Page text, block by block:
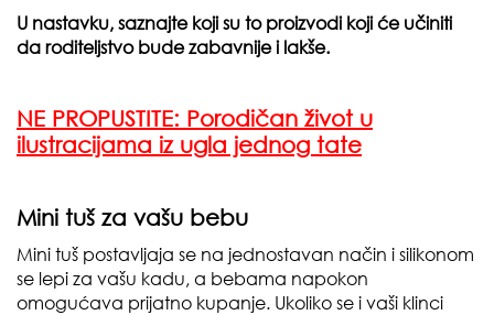
U nastavku, saznajte koji su to proizvodi koji će učiniti
da roditeljstvo bude zabavnije i lakše.
NE PROPUSTITE: Porodičan život u
ilustracijama iz ugla jednog tate
Mini tuš za vašu bebu
Mini tuš postavljaja se na jednostavan način i silikonom
se lepi za vašu kadu, a bebama napokon
omogućava prijatno kupanje. Ukoliko se i vaši klinci